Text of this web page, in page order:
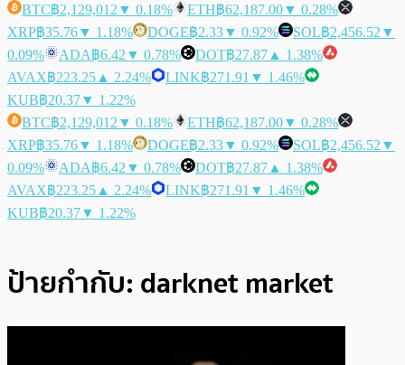
BTC฿2,129,012 ▼ 0.18% ETH฿62,187.00▼ 0.28%
XRP฿35.76▼ 1.18% DOGE฿2.33▼ 0.92% SOL฿2,456.52 ▼
0.09%
ADA฿6.42 ▼ 0.78% DOT฿27.87 ▲ 1.38%
AVAX฿223.25 ▲ 2.24% LINK฿271.91 ▼ 1.46%
KUB฿20.37▼ 1.22%
BTC฿2,129,012 ▼ 0.18% ETH฿62,187.00▼ 0.28%
XRP฿35.76▼ 1.18% DOGE฿2.33▼ 0.92% SOL฿2,456.52 ▼
0.09%
ADA฿6.42 ▼ 0.78% DOT฿27.87 ▲ 1.38%
AVAX฿223.25 ▲ 2.24% LINK฿271.91 ▼ 1.46%
KUB฿20.37▼ 1.22%
ป้ายกำกับ: darknet market